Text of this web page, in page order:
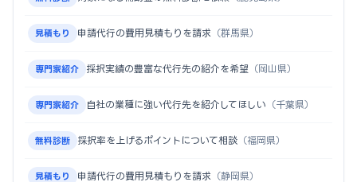
見積もり 申請代行の費用見積もりを請求 （群馬県）
専門家紹介 採択実績の豊富な代行先の紹介を希望 （岡山県）
専門家紹介 自社の業種に強い代行先を紹介してほしい （千葉県）
無料診断 採択率を上げるポイントについて相談 （福岡県）
見積もり 申請代行の費用見積もりを請求 （静岡県）